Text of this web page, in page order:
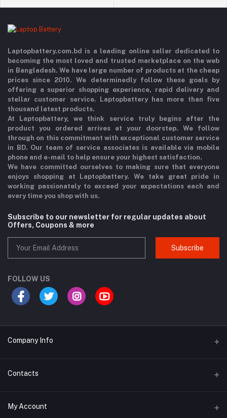
Laptopbattery.com.bd is a leading online seller dedicated to
becoming the most loved and trusted marketplace on the web
in Bangladesh. We have large number of products at the cheap
prices since 2010. We determinedly follow these goals by
offering a superior shopping experience, rapid delivery and
stellar customer service. Laptopbattery has more than five
thousand latest products.
At Laptopbattery, we think service truly begins after the
product you ordered arrives at your doorstep. We follow
through on this commitment with exceptional customer service
in BD. Our team of service associates is available via mobile
phone and e-mail to help ensure your highest satisfaction.
We have committed ourselves to making sure that everyone
enjoys shopping at Laptopbattery. We take great pride in
working passionately to exceed your expectations each and
every time you shop with us.
Subscribe to our newsletter for regular updates about
Offers, Coupons & more
Subscribe
FOLLOW US
Company Info
Why Buy From Us?
Privacy Policy
Contacts
Address
My Account